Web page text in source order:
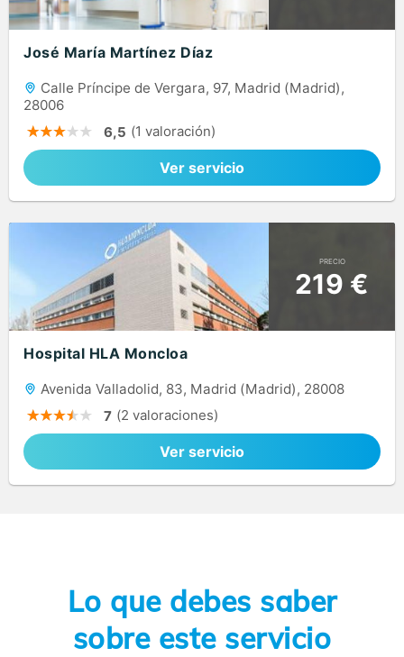
José María Martínez Díaz
Calle Príncipe de Vergara, 97, Madrid (Madrid),
28006
6,5 (1 valoración)
Ver servicio
PRECIO
219 €
Hospital HLA Moncloa
Avenida Valladolid, 83, Madrid (Madrid), 28008
7 (2 valoraciones)
Ver servicio
Lo que debes saber
sobre este servicio